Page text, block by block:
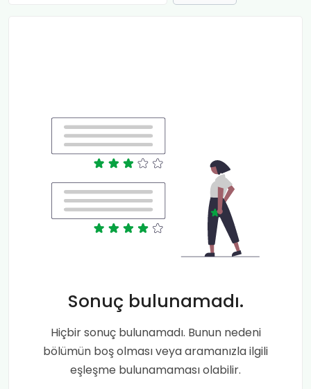
Sonuç bulunamadı.
Hiçbir sonuç bulunamadı. Bunun nedeni
bölümün boş olması veya aramanızla ilgili
eşleşme bulunamaması olabilir.